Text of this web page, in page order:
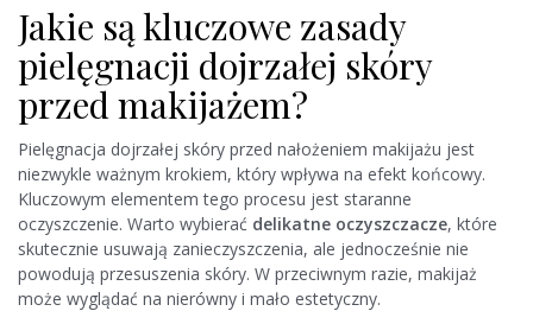
Jakie są kluczowe zasady
pielęgnacji dojrzałej skóry
przed makijażem?
Pielęgnacja dojrzałej skóry przed nałożeniem makijażu jest
niezwykle ważnym krokiem, który wpływa na efekt końcowy.
Kluczowym elementem tego procesu jest staranne
oczyszczenie. Warto wybierać delikatne oczyszczacze, które
skutecznie usuwają zanieczyszczenia, ale jednocześnie nie
powodują przesuszenia skóry. W przeciwnym razie, makijaż
może wyglądać na nierówny i mało estetyczny.